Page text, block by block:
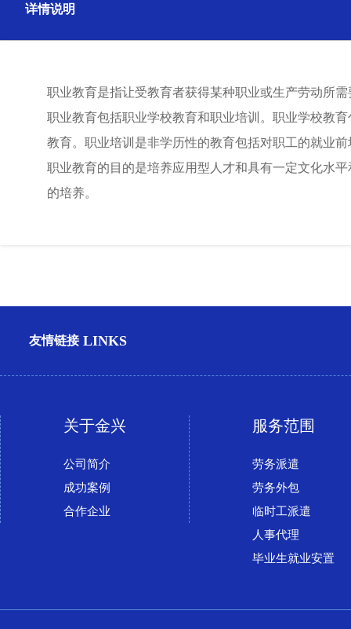
详情说明
职业教育是指让受教育者获得某种职业或生产劳动所
职业教育包括职业学校教育和职业培训。职业学校教
教育。职业培训是非学历性的教育包括对职工的就业
职业教育的目的是培养应用型人才和具有一定文化水
的培养。
友情链接 LINKS
关于金兴
公司简介
成功案例
合作企业
服务范围
劳务派遣
劳务外包
临时工派遣
人事代理
毕业生就业安置